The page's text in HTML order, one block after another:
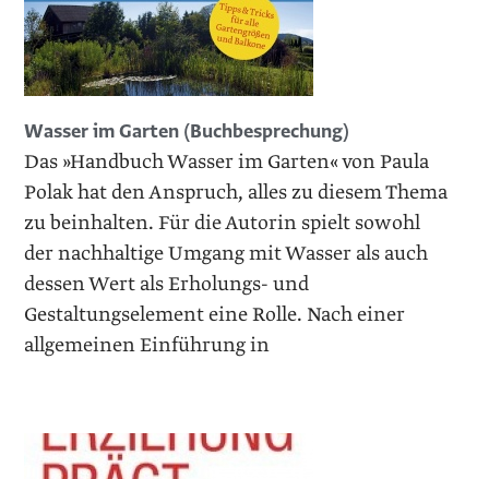
Wasser im Garten (Buchbesprechung)
Das »Handbuch Wasser im Garten« von Paula
Polak hat den Anspruch, alles zu diesem Thema
zu beinhalten. Für die Autorin spielt sowohl
der nachhaltige Umgang mit Wasser als auch
dessen Wert als Erholungs- und
Gestaltungselement eine Rolle. Nach einer
allgemeinen Einführung in